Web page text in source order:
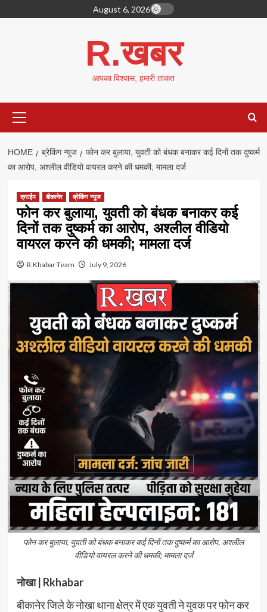
to
August 6, 2026
R.खबर
आपका विश्वास, हमारी ताकत
Menu
HOME ब्रेकिंग न्यूज
फोन कर बुलाया, युवती को बंधक बनाकर कई दिनों तक दुष्कर्म
का आरोप, अश्लील वीडियो वायरल करने की धमकी; मामला दर्ज
क्राईम बीकानेर ब्रेकिंग न्यूज
फोन कर बुलाया, युवती को बंधक बनाकर कई
दिनों तक दुष्कर्म का आरोप, अश्लील वीडियो
वायरल करने की धमकी; मामला दर्ज
R.Khabar Team July 9, 2026
फोन कर बुलाया, युवती को बंधक बनाकर कई दिनों तक दुष्कर्म का आरोप, अश्लील
वीडियो वायरल करने की धमकी; मामला दर्ज
नोखा | Rkhabar
बीकानेर जिले के नोखा थाना क्षेत्र में एक युवती ने युवक पर फोन कर